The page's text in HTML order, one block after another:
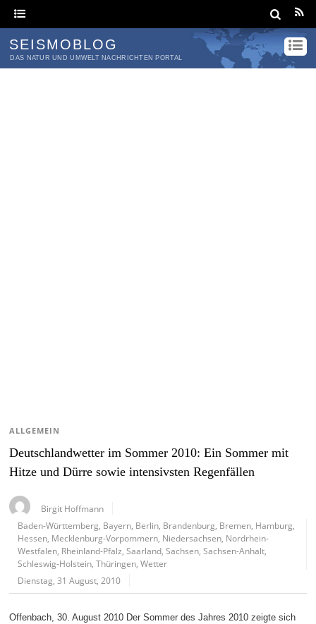
SEISMOBLOG
DAS NATUR UND UMWELT NACHRICHTEN PORTAL
ALLGEMEIN
Deutschlandwetter im Sommer 2010: Ein Sommer mit
Hitze und Dürre sowie intensivsten Regenfällen
Birgit Hoffmann
Baden-Württemberg Bayern Berlin Brandenburg Bremen Hamburg
Hessen Mecklenburg-Vorpommern Niedersachsen Nordrhein-
Westfalen Rheinland-Pfalz ,Saarland ,Sachsen ,Sachsen-Anhalt
Schleswig-Holstein ,Thüringen ,Wetter
Dienstag, 31 August, 2010
Offenbach, 30. August 2010 Der Sommer des Jahres 2010 zeigte sich